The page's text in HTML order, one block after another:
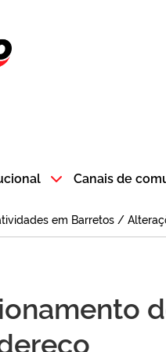
Logo do Poupatempo SP
Canais de
em Barretos /